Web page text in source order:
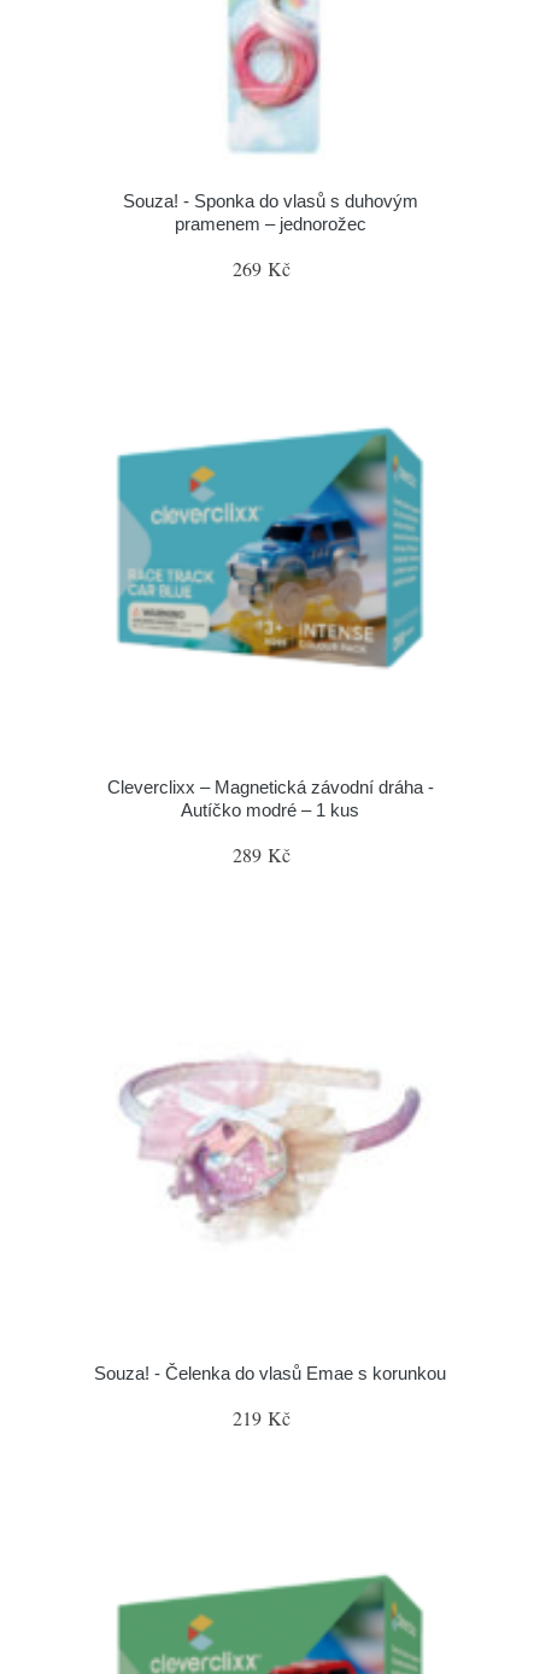
Souza! - Sponka do vlasů s duhovým
pramenem – jednorožec
269 Kč
Cleverclixx – Magnetická závodní dráha -
Autíčko modré – 1 kus
289 Kč
Souza! - Čelenka do vlasů Emae s korunkou
219 Kč